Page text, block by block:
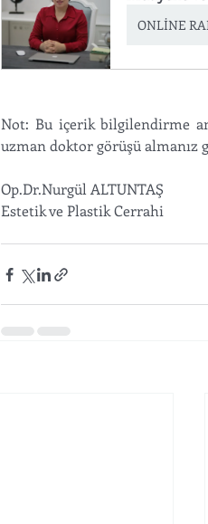
ONLİNE
Not: Bu içerik bilgilendirme
uzman doktor görüşü almanız
Op.Dr.Nurgül ALTUNTAŞ
Estetik ve Plastik Cerrahi